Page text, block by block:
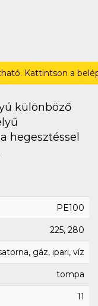
Kattintson a
különböző
hegesztéssel
PE100
225, 280
gáz, ipari, víz
tompa
11